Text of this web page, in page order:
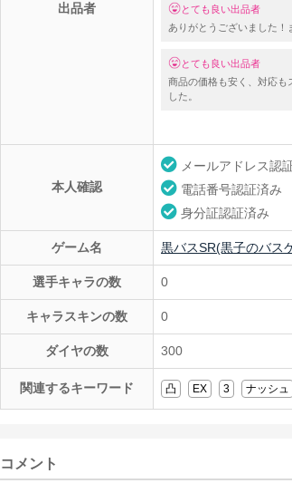
出品者
とても良い出品者
ありがとうございました！
とても良い出品者
商品の価格も安く、対応も
した。
本人確認
メールアドレス認
電話番号認証済み
身分証認証済み
ゲーム名 黒バスSR(黒子のバス
選手キャラの数 0
キャラスキンの数 0
ダイヤの数 300
関連するキーワード 凸 EX 3 ナッシュ
コメント